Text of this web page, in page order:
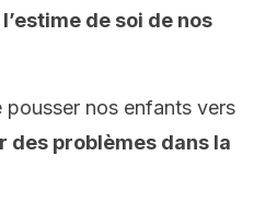
de soi de nos
pousser nos enfants vers
des problèmes dans la